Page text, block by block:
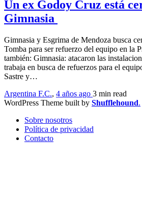
Un ex Godoy Cruz está
Gimnasia
Gimnasia y Esgrima de Mendoza busca
Tomba para ser refuerzo del equipo en la
también: Gimnasia: atacaron las
trabaja en busca de refuerzos para el
Sastre y…
Argentina F.C., 4 años ago 3 min read
WordPress Theme built by Shufflehound.
Sobre nosotros
Política de privacidad
Contacto